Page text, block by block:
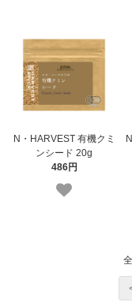
N・HARVEST 有機クミ
ンシード 20g
486円
全